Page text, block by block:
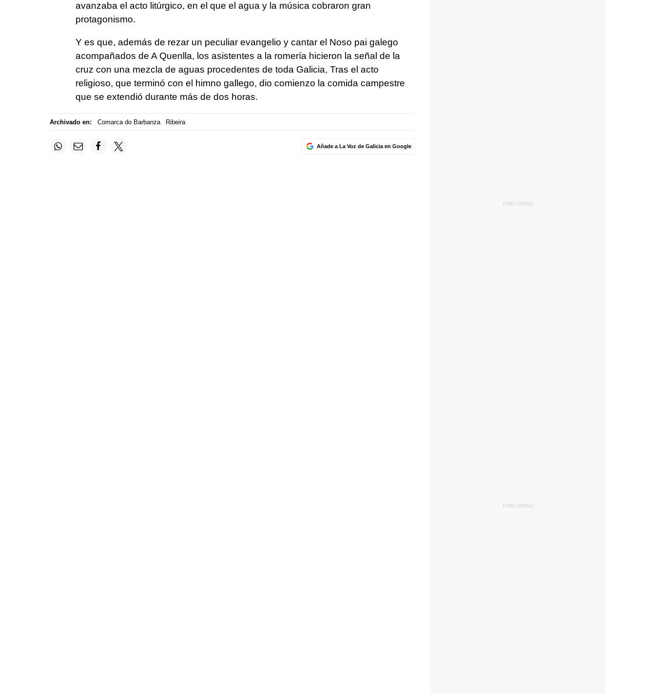
avanzaba el acto litúrgico, en el que el agua y la música cobraron gran
protagonismo.
Y es que, además de rezar un peculiar evangelio y cantar el Noso pai galego
acompañados de A Quenlla, los asistentes a la romería hicieron la señal de la
cruz con una mezcla de aguas procedentes de toda Galicia, Tras el acto
religioso, que terminó con el himno gallego, dio comienzo la comida campestre
que se extendió durante más de dos horas.
Archivado en: Comarca do Barbanza Ribeira
Añade a La Voz de Galicia en Google